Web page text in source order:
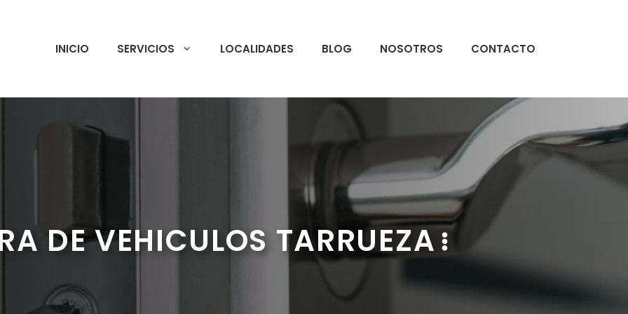
INICIO SERVICIOS LOCALIDADES BLOG NOSOTROS CONTACTO
DE VEHICULOS TARRUEZA